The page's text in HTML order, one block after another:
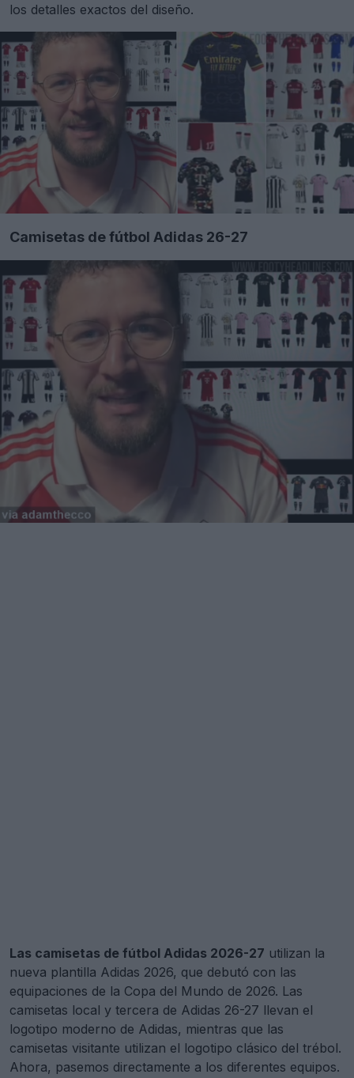
los detalles exactos del diseño.
Camisetas de fútbol Adidas 26-27
Las camisetas de fútbol Adidas 2026-27 utilizan la
nueva plantilla Adidas 2026, que debutó con las
equipaciones de la Copa del Mundo de 2026. Las
camisetas local y tercera de Adidas 26-27 llevan el
logotipo moderno de Adidas, mientras que las
camisetas visitante utilizan el logotipo clásico del trébol.
Ahora, pasemos directamente a los diferentes equipos.